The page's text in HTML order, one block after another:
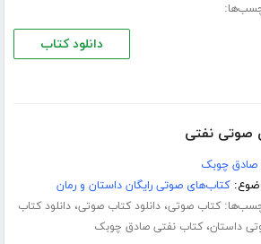
دانلود کتاب
صوتی نفتی
صادق چوبک
کتاب‌های صوتی رایگان داستان و رمان
کتاب صوتی،دانلود کتاب صوتی،دانلود کتاب
داستان،کتاب نفتی صادق چوبک